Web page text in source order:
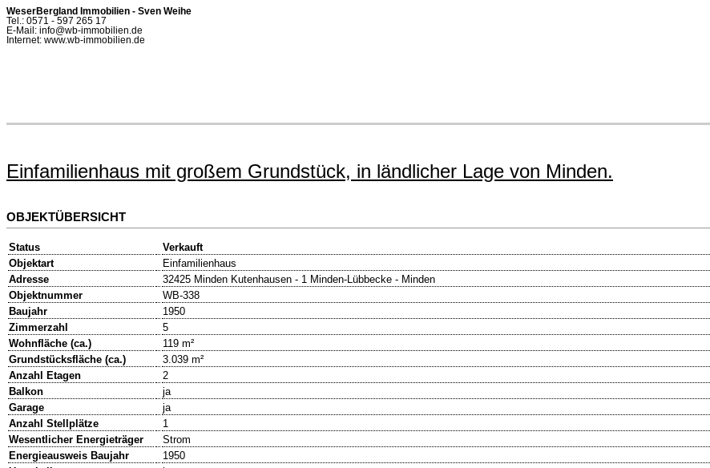
WeserBergland Immobilien - Sven Weihe
Tel.: 0571 - 597 265 17
E-Mail: info@wb-immobilien.de
Internet: www.wb-immobilien.de
Einfamilienhaus mit großem Grundstück, in ländlicher Lage von Minden.
OBJEKTÜBERSICHT
Status
Verkauft
Objektart
Einfamilienhaus
Adresse
32425 Minden Kutenhausen - 1 Minden-Lübbecke - Minden
Objektnummer
WB-338
Baujahr
1950
Zimmerzahl
5
Wohnfläche (ca.)
119 m²
Grundstücksfläche (ca.)
3.039 m²
Anzahl Etagen
2
Balkon
ja
Garage
ja
Anzahl Stellplätze
1
Wesentlicher Energieträger
Strom
Energieausweis Baujahr
1950